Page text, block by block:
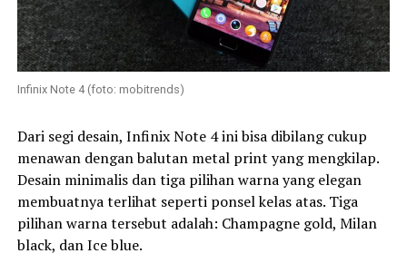
Infinix Note 4 (foto: mobitrends)
Dari segi desain, Infinix Note 4 ini bisa dibilang cukup
menawan dengan balutan metal print yang mengkilap.
Desain minimalis dan tiga pilihan warna yang elegan
membuatnya terlihat seperti ponsel kelas atas. Tiga
pilihan warna tersebut adalah: Champagne gold, Milan
black, dan Ice blue.